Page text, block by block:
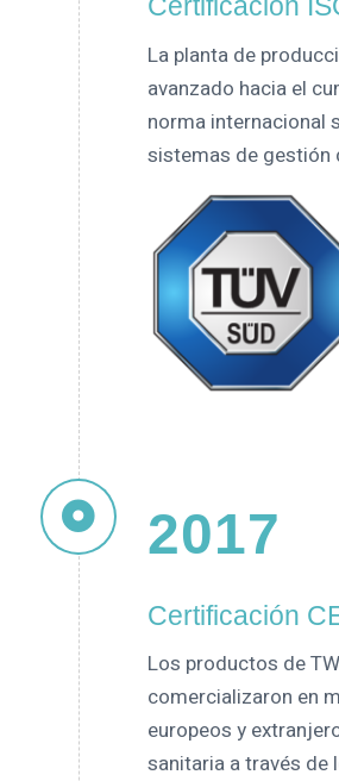
La planta de
avanzado hacia el
norma internacional
sistemas de gestión
2017
Certificación
Los productos de
comercializaron en
europeos y
sanitaria a través de